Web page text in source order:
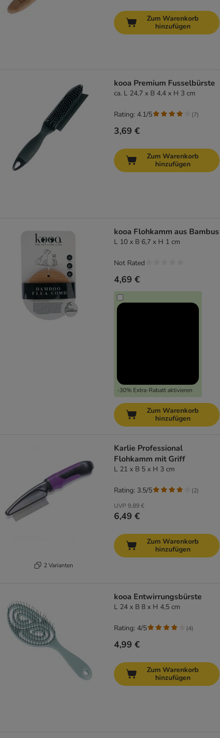
Zum Warenkorb
hinzufügen
kooa Premium Fusselbürste
ca. L 24,7 x B 4,4 x H 3 cm
3,69 €
Rating: 4.1/5 (7)
Zum Warenkorb
hinzufügen
kooa Flohkamm aus Bambus
L 10 x B 6,7 x H 1 cm
4,69 €
-30% Extra-Rabatt aktivieren
Not Rated
Zum Warenkorb
hinzufügen
2 Varianten
Karlie Professional
Flohkamm mit Griff
L 21 x B 5 x H 3 cm
UVP 9,89 €
6,49 €
Rating: 3.5/5 (2)
Zum Warenkorb
hinzufügen
kooa Entwirrungsbürste
L 24 x B 8 x H 4,5 cm
4,99 €
Rating: 4/5 (4)
Zum Warenkorb
hinzufügen